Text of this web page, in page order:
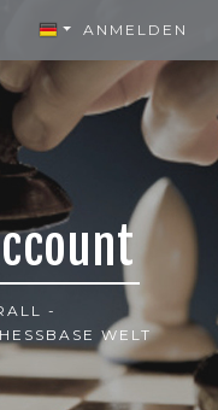
ANMELDEN
-
WELT